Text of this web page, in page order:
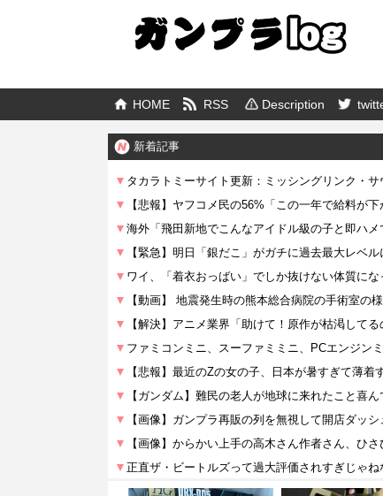
HOME RSS Description
新着記事